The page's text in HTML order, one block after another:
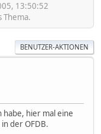
13:50:52
Thema.
BENUTZER-AKTIONEN
habe, hier mal eine
der OFDB.